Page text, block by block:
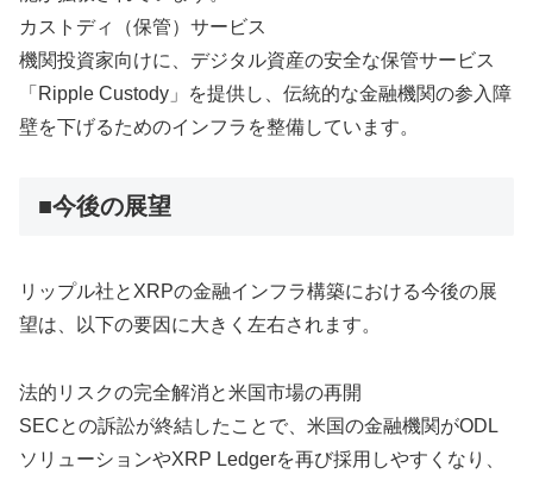
カストディ（保管）サービス
機関投資家向けに、デジタル資産の安全な保管サービス
「Ripple Custody」を提供し、伝統的な金融機関の参入障
壁を下げるためのインフラを整備しています。
■今後の展望
リップル社とXRPの金融インフラ構築における今後の展
望は、以下の要因に大きく左右されます。
法的リスクの完全解消と米国市場の再開
SECとの訴訟が終結したことで、米国の金融機関がODL
ソリューションやXRP Ledgerを再び採用しやすくなり、